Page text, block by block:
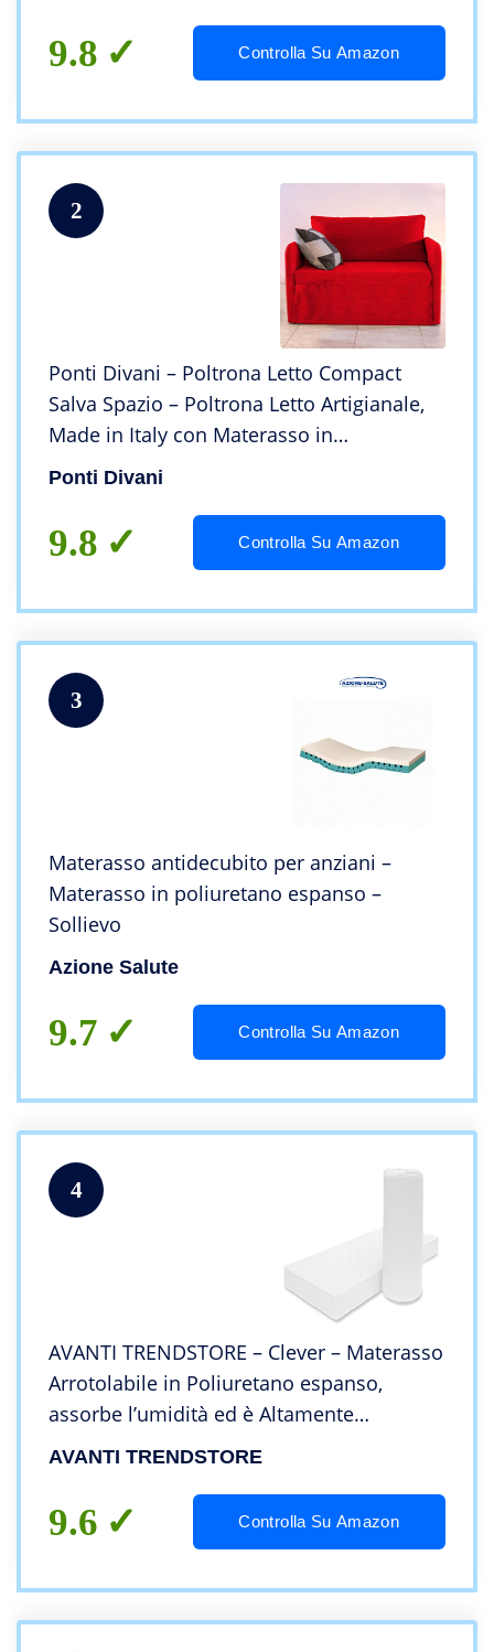
9.8 Controlla Su Amazon
2
Ponti Divani – Poltrona Letto Compact
Salva Spazio – Poltrona Letto Artigianale,
Made in Italy con Materasso in
Poliuretano espanso Italiano di Alta
(Rosso)
Ponti Divani
9.8 Controlla Su Amazon
3
Materasso antidecubito per anziani –
Materasso in poliuretano espanso –
Sollievo
Azione Salute
9.7 Controlla Su Amazon
4
AVANTI TRENDSTORE – Clever – Materasso
Arrotolabile in Poliuretano espanso,
assorbe l’umidità ed è Altamente
Traspirante, Disponibile in 2 Diverse
AVANTI TRENDSTORE
9.6 Controlla Su Amazon